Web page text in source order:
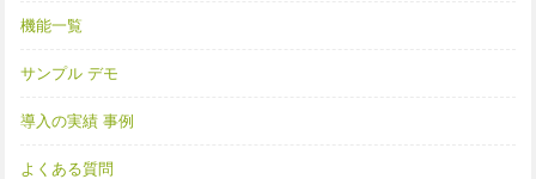
機能一覧
サンプル デモ
導入の実績 事例
よくある質問